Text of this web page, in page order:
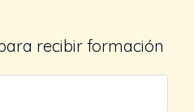
recibir formación